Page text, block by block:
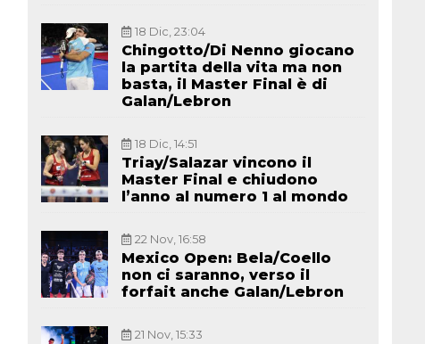
18 Dic, 23:04
Chingotto/Di Nenno giocano
la partita della vita ma non
basta, il Master Final è di
Galan/Lebron
18 Dic, 14:51
Triay/Salazar vincono il
Master Final e chiudono
l’anno al numero 1 al mondo
22 Nov, 16:58
Mexico Open: Bela/Coello
non ci saranno, verso il
forfait anche Galan/Lebron
21 Nov, 15:33